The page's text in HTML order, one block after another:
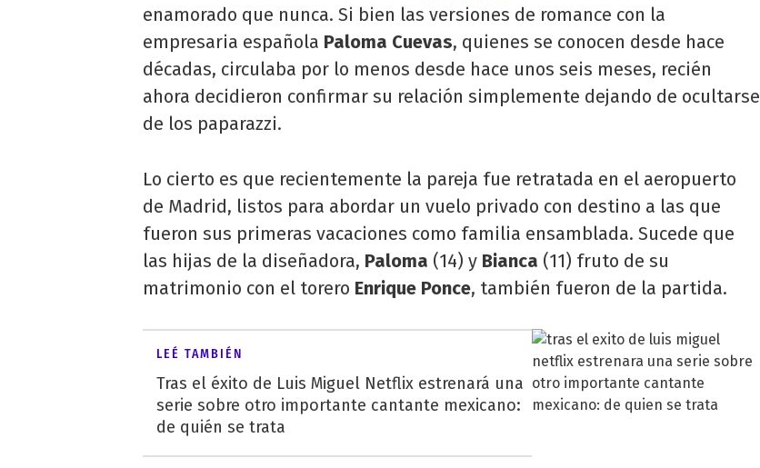
enamorado que nunca. Si bien las versiones de romance con la
empresaria española Paloma Cuevas, quienes se conocen desde hace
décadas, circulaba por lo menos desde hace unos seis meses, recién
ahora decidieron confirmar su relación simplemente dejando de ocultarse
de los paparazzi.
Lo cierto es que recientemente la pareja fue retratada en el aeropuerto
de Madrid, listos para abordar un vuelo privado con destino a las que
fueron sus primeras vacaciones como familia ensamblada. Sucede que
las hijas de la diseñadora, Paloma (14) y Bianca (11) fruto de su
matrimonio con el torero Enrique Ponce, también fueron de la partida.
LEÉ TAMBIÉN
Tras el éxito de Luis Miguel Netflix estrenará una
serie sobre otro importante cantante mexicano:
de quién se trata